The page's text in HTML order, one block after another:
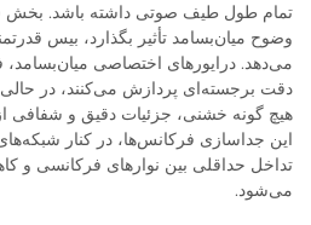
تمام طول طیف صوتی داشته باشد. بخش
وضوح میان‌بسامد تأثیر بگذارد، بیس
می‌دهد. درایورهای اختصاصی
دقت برجسته‌ای پردازش می‌کنند، در
هیچ گونه خشنی، جزئیات دقیق و شفافی
این جداسازی فرکانس‌ها، در کنار
تداخل حداقلی بین نوارهای فرکانسی و
می‌شود.